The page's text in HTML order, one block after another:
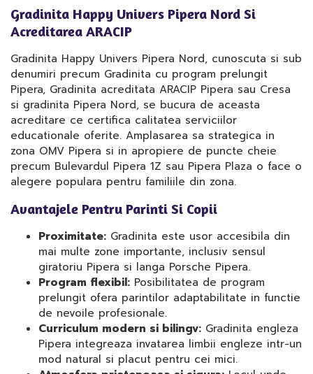
Gradinita Happy Univers Pipera Nord Si
Acreditarea ARACIP
Gradinita Happy Univers Pipera Nord, cunoscuta si sub
denumiri precum Gradinita cu program prelungit
Pipera, Gradinita acreditata ARACIP Pipera sau Cresa
si gradinita Pipera Nord, se bucura de aceasta
acreditare ce certifica calitatea serviciilor
educationale oferite. Amplasarea sa strategica in
zona OMV Pipera si in apropiere de puncte cheie
precum Bulevardul Pipera 1Z sau Pipera Plaza o face o
alegere populara pentru familiile din zona.
Avantajele Pentru Parinti Si Copii
Proximitate: Gradinita este usor accesibila din
mai multe zone importante, inclusiv sensul
giratoriu Pipera si langa Porsche Pipera.
Program flexibil: Posibilitatea de program
prelungit ofera parintilor adaptabilitate in functie
de nevoile profesionale.
Curriculum modern si bilingv: Gradinita engleza
Pipera integreaza invatarea limbii engleze intr-un
mod natural si placut pentru cei mici.